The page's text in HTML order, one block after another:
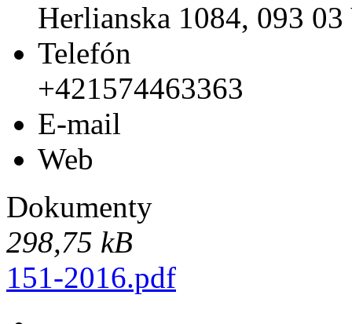
Herlianska 1084, 093
Telefón
+421574463363
E-mail
Web
Dokumenty
298,75 kB
151-2016.pdf